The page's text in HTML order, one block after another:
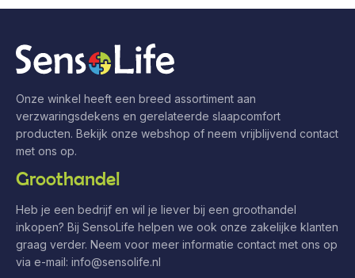
Onze winkel heeft een breed assortiment aan
verzwaringsdekens en gerelateerde slaapcomfort
producten. Bekijk onze webshop of neem vrijblijvend contact
met ons op.
Groothandel
Heb je een bedrijf en wil je liever bij een groothandel
inkopen? Bij SensoLife helpen we ook onze zakelijke klanten
graag verder. Neem voor meer informatie contact met ons op
via e-mail: info@sensolife.nl